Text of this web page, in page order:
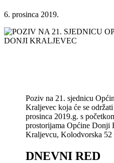
6. prosinca 2019.
Poziv na 21. sjednicu
Kraljevec koja će se
prosinca 2019.g. s
prostorijama Općine Donji
Kraljevcu, Kolodvorska 52
DNEVNI RED